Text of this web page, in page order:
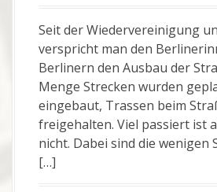
Seit der Wiedervereinigung
verspricht man den
Berlinern den Ausbau der
Menge Strecken wurden
eingebaut, Trassen beim
freigehalten. Viel passiert ist
nicht. Dabei sind die wenigen
[…]